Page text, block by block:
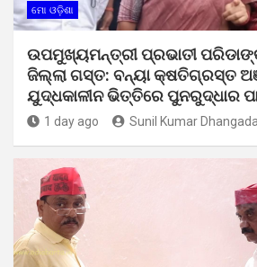
ମୋ ଓଡ଼ିଶା
ଉପମୁଖ୍ୟମନ୍ତ୍ରୀ ପ୍ରଭାତୀ
ଜିଲ୍ଲା ଗସ୍ତ: ବନ୍ୟା କ୍ଷତିଗ୍ରସ୍ତ
ଯୁଦ୍ଧକାଳୀନ ଭିତ୍ତିରେ ପୁନରୁଦ୍ଧାର
1 day ago Sunil Kumar